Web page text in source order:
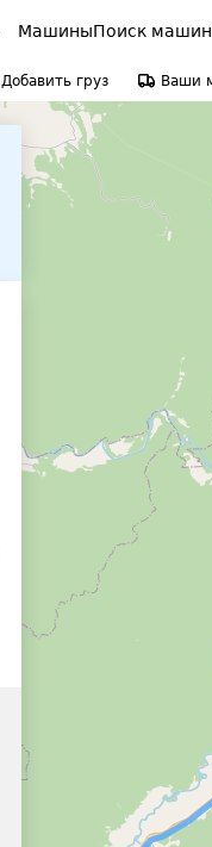
МашиныПоиск машин
Добавить груз Ваши